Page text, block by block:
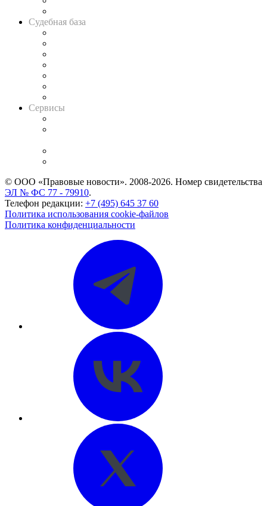
Судебная база
Сервисы
© ООО «Правовые новости». 2008-2026. Номер свидетельства
ЭЛ № ФС 77 - 79910.
Телефон редакции: +7 (495) 645 37 60
Политика использования cookie-файлов
Политика конфиденциальности